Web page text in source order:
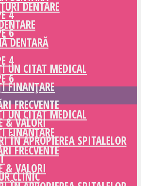
4
6
UN CITAT MEDICAL
FINANȚARE
FRECVENTE
& VALORI
ÎN APROPIEREA SPITALELOR
CLINIC
DENTARE
DENTARĂ
4
6
UN CITAT MEDICAL
FINANȚARE
FRECVENTE
& VALORI